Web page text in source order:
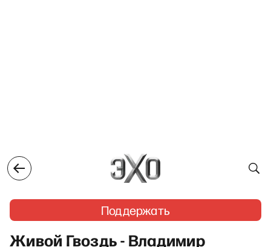
Поддержать
Живой Гвоздь - Владимир